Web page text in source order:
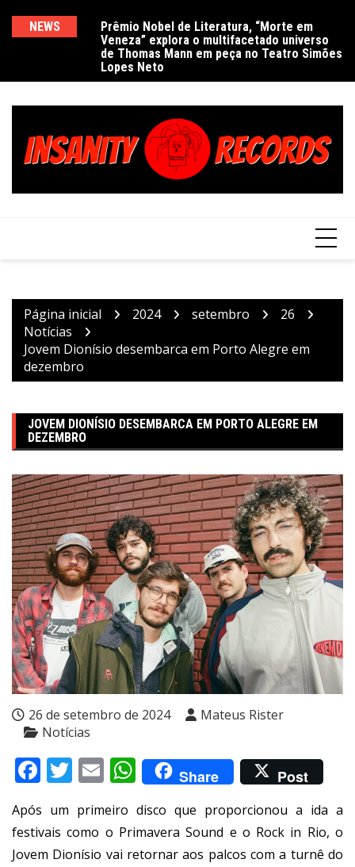
NEWS
Prêmio Nobel de Literatura, “Morte em
Veneza” explora o multifacetado universo
de Thomas Mann em peça no Teatro Simões
Lopes Neto
Página inicial 2024 setembro
26
Notícias
Jovem Dionísio desembarca em Porto Alegre em
dezembro
JOVEM DIONÍSIO DESEMBARCA EM PORTO ALEGRE EM
DEZEMBRO
26 de setembro de 2024
Mateus Rister
Notícias
Facebook
Twitter
EmailWhatsApp
Share Post
Após um primeiro disco que proporcionou a ida a
festivais como o Primavera Sound e o Rock in Rio, o
Jovem Dionísio vai retornar aos palcos com a turnê do